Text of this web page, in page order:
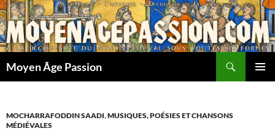
Aller
au
contenu
Moyen Âge Passion
MOCHARRAFODDIN SAADI,MUSIQUES, POÉSIES ET CHANSONS
MÉDIÉVALES